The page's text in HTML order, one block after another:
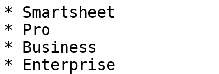
* Smartsheet
* Pro
* Business
* Enterprise